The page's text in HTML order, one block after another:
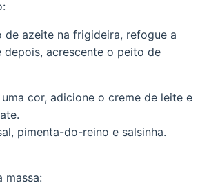
de azeite na frigideira, refogue a
depois, acrescente o peito de
cor, adicione o creme de leite e
pimenta-do-reino e salsinha.
massa: